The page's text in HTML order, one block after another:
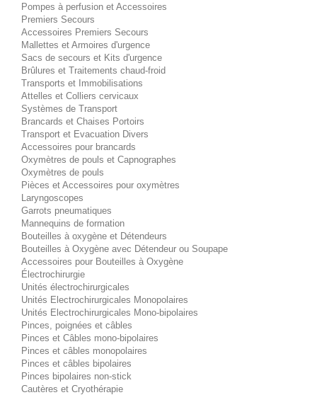
Pompes à perfusion et Accessoires
Premiers Secours
Accessoires Premiers Secours
Mallettes et Armoires d'urgence
Sacs de secours et Kits d'urgence
Brûlures et Traitements chaud-froid
Transports et Immobilisations
Attelles et Colliers cervicaux
Systèmes de Transport
Brancards et Chaises Portoirs
Transport et Evacuation Divers
Accessoires pour brancards
Oxymètres de pouls et Capnographes
Oxymètres de pouls
Pièces et Accessoires pour oxymètres
Laryngoscopes
Garrots pneumatiques
Mannequins de formation
Bouteilles à oxygène et Détendeurs
Bouteilles à Oxygène avec Détendeur ou Soupape
Accessoires pour Bouteilles à Oxygène
Électrochirurgie
Unités électrochirurgicales
Unités Electrochirurgicales Monopolaires
Unités Electrochirurgicales Mono-bipolaires
Pinces, poignées et câbles
Pinces et Câbles mono-bipolaires
Pinces et câbles monopolaires
Pinces et câbles bipolaires
Pinces bipolaires non-stick
Cautères et Cryothérapie